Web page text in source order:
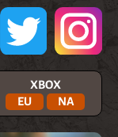
XBOX
EU
NA